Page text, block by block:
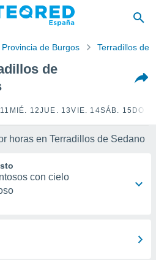
Provincia de Burgos Terradillos de
de
MIÉ. 12JUE. 13VIE. 14SÁB. 15
horas en Terradillos de Sedano
con cielo